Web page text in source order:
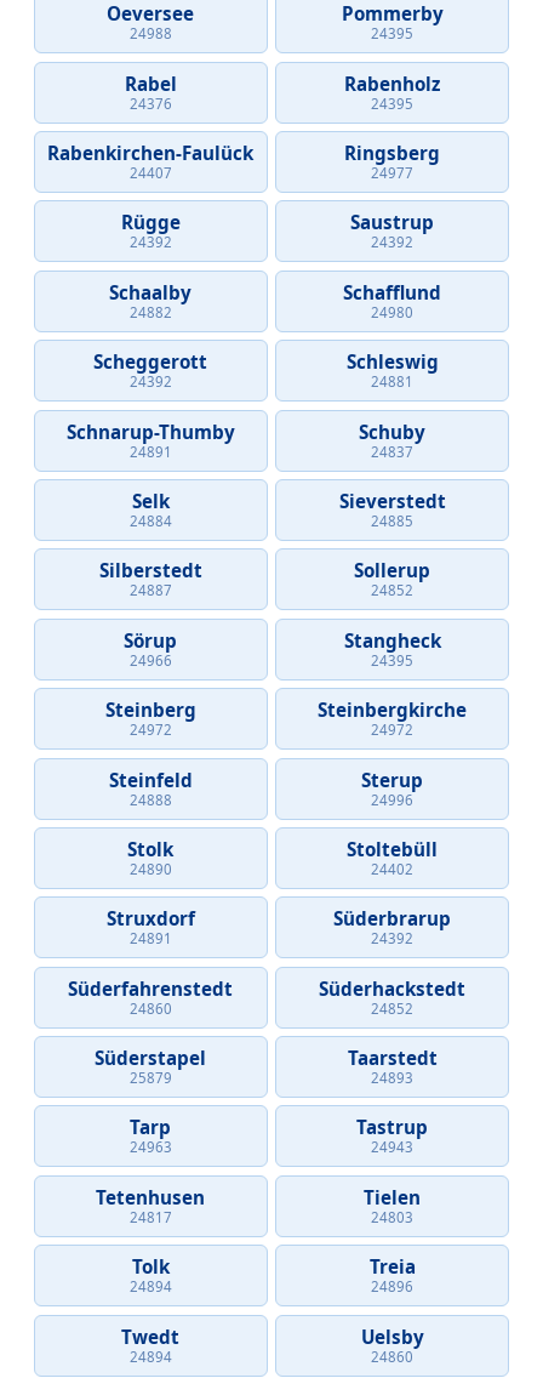
Oeversee
24988
Pommerby
24395
Rabel
24376
Rabenholz
24395
Rabenkirchen-Faulück
24407
Ringsberg
24977
Rügge
24392
Saustrup
24392
Schaalby
24882
Schafflund
24980
Scheggerott
24392
Schleswig
24881
Schnarup-Thumby
24891
Schuby
24837
Selk
24884
Sieverstedt
24885
Silberstedt
24887
Sollerup
24852
Sörup
24966
Stangheck
24395
Steinberg
24972
Steinbergkirche
24972
Steinfeld
24888
Sterup
24996
Stolk
24890
Stoltebüll
24402
Struxdorf
24891
Süderbrarup
24392
Süderfahrenstedt
24860
Süderhackstedt
24852
Süderstapel
25879
Taarstedt
24893
Tarp
24963
Tastrup
24943
Tetenhusen
24817
Tielen
24803
Tolk
24894
Treia
24896
Twedt
24894
Uelsby
24860